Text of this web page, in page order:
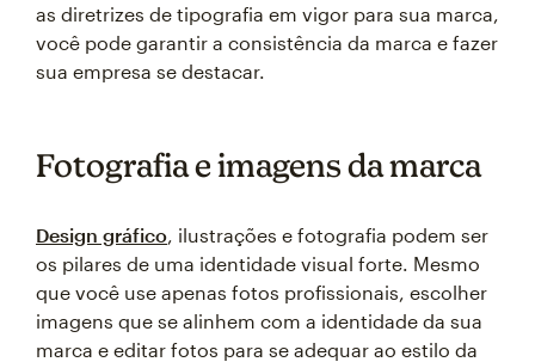
as diretrizes de tipografia em vigor para sua marca,
você pode garantir a consistência da marca e fazer
sua empresa se destacar.
Fotografia e imagens da marca
Design gráfico , ilustrações e fotografia podem ser
os pilares de uma identidade visual forte. Mesmo
que você use apenas fotos profissionais, escolher
imagens que se alinhem com a identidade da sua
marca e editar fotos para se adequar ao estilo da